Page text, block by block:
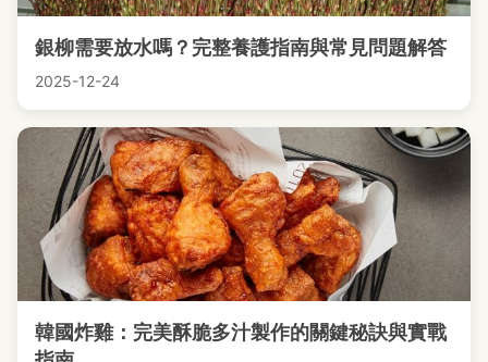
銀柳需要放水嗎？完整養護指南與常見問題解答
2025-12-24
韓國炸雞：完美酥脆多汁製作的關鍵秘訣與實戰